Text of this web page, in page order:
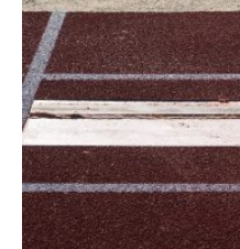
e
s
a
g
o